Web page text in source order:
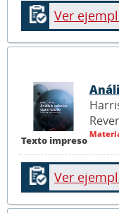
Ver
Texto impreso
Ver